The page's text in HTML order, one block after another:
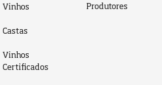
Vinhos
Castas
Vinhos
Certificados
Produtores